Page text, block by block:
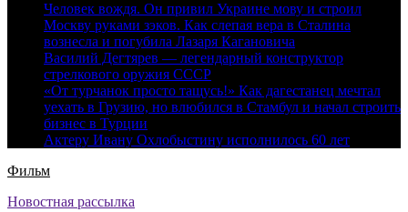
Человек вождя. Он привил Украине мову и строил
Москву руками зэков. Как слепая вера в Сталина
вознесла и погубила Лазаря Кагановича
Василий Дегтярев — легендарный конструктор
стрелкового оружия СССР
«От турчанок просто тащусь!» Как дагестанец мечтал
уехать в Грузию, но влюбился в Стамбул и начал строить
бизнес в Турции
Актеру Ивану Охлобыстину исполнилось 60 лет
Фильм
Новостная рассылка